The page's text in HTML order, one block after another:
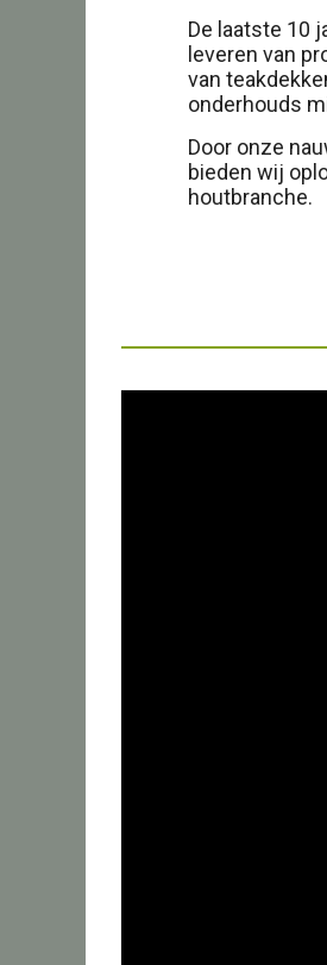
De laatste 10
leveren van
van
onderhouds
Door onze
bieden wij
houtbranche.